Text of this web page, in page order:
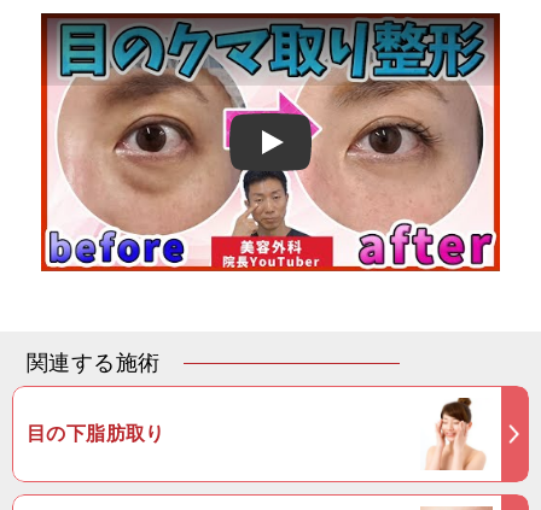
Play
関連する施術
目の下脂肪取り